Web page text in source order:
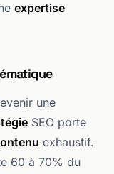
expertise
une
SEO porte
exhaustif.
60 à 70% du